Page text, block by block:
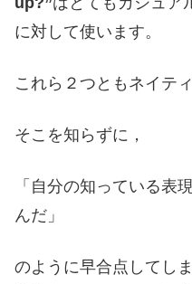
に対して使います。
これら２つともネイテ
そこを知らずに，
「自分の知っている表
んだ」
のように早合点してし